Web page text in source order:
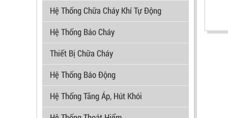
Hệ Thống Chữa Cháy Khí Tự Động
Hệ Thống Báo Cháy
Thiết Bị Chữa Cháy
Hệ Thống Báo Động
Hệ Thống Tăng Áp, Hút Khói